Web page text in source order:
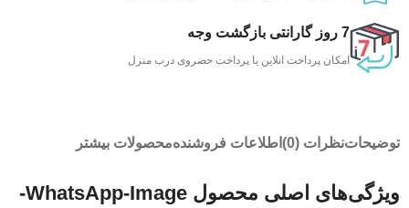
7 روز گارانتی بازگشت وجه
امکان پرداخت انلاین یا پرداخت حضروی درب منزل
توضیحاتنظرات (0) اطلاعات فروشندهمحصولات بیشتر
ویژگی‌های اصلی محصول WhatsApp-Image-